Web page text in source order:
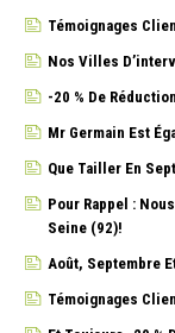
Témoignages
Nos Villes
-20 % De
Mr Germain Est
Que Tailler En
Pour Rappel :
Seine (92)!
Août, Septembre
Témoignages